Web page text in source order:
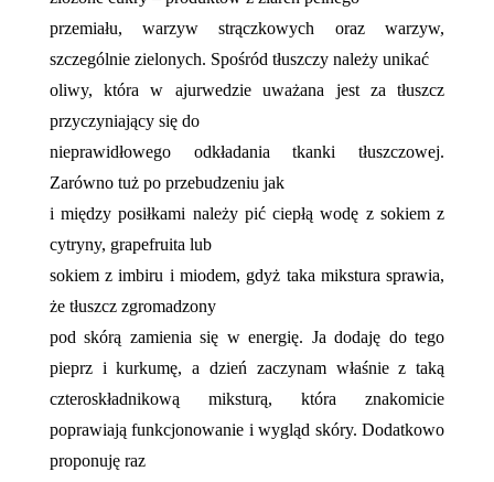
przemiału, warzyw strączkowych oraz warzyw,
szczególnie zielonych. Spośród tłuszczy należy unikać
oliwy, która w ajurwedzie uważana jest za tłuszcz
przyczyniający się do
nieprawidłowego odkładania tkanki tłuszczowej.
Zarówno tuż po przebudzeniu jak
i między posiłkami należy pić ciepłą wodę z sokiem z
cytryny, grapefruita lub
sokiem z imbiru i miodem, gdyż taka mikstura sprawia,
że tłuszcz zgromadzony
pod skórą zamienia się w energię. Ja dodaję do tego
pieprz i kurkumę, a dzień zaczynam właśnie z taką
czteroskładnikową miksturą, która znakomicie
poprawiają funkcjonowanie i wygląd skóry. Dodatkowo
proponuję raz